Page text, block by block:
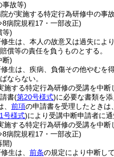
事故等)
が実施する特定行為研修中の事
8病院規程17・一部改正)
等)
生は、本人の故意又は過失によ
償等の責任を負うものとする。
断)
生は、疾病、負傷その他やむを
ならない。
施する特定行為研修の受講を中断
書(第20号様式)に必要な書類を
前項の申請書を受理したとき
号様式)により受講中断申請者に通
施する特定行為研修の受講を中断
8病院規程17・一部改正)
開)
生は、 前条の規定により中断し